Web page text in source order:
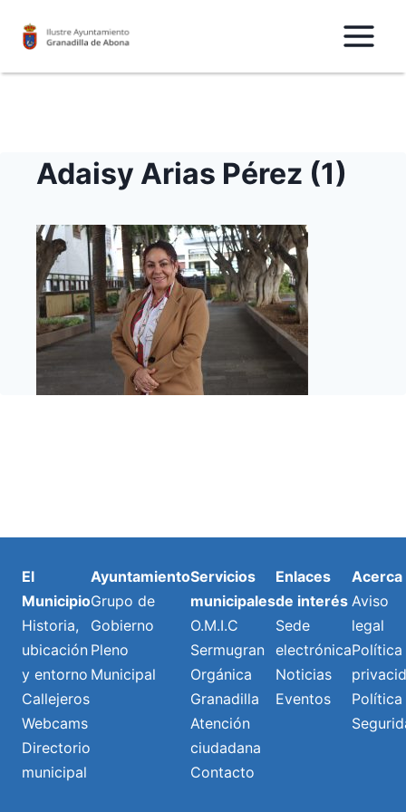
Adaisy Arias Pérez (1)
El
Municipio
Historia,
ubicación
y entorno
Callejeros
Webcams
Directorio
municipal
Ayuntamiento
Grupo de
Gobierno
Pleno
Municipal
Servicios
municipales
O.M.I.C
Sermugran
Orgánica
Granadilla
Atención
ciudadana
Contacto
Enlaces
de interés
Sede
electrónica
Noticias
Eventos
Acerca
Aviso
legal
Política
Política